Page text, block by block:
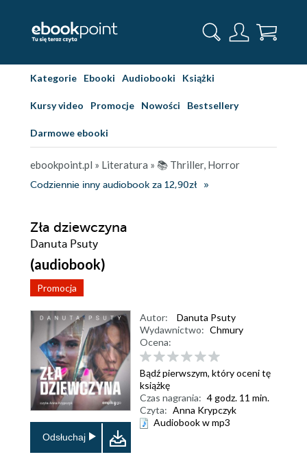
Kategorie Ebooki Audiobooki Książki
Kursy video Promocje Nowości Bestsellery
Darmowe ebooki
ebookpoint.pl » Literatura » 📚 Thriller, Horror
Codziennie inny audiobook za 12,90zł
Zła dziewczyna
Danuta Psuty
(audiobook)
Promocja
Odsłuchaj
Autor:
Danuta Psuty
Wydawnictwo: Chmury
Ocena:
Bądź pierwszym, który oceni tę
książkę
Czas nagrania: 4 godz. 11 min.
Czyta: Anna Krypczyk
Audiobook w mp3